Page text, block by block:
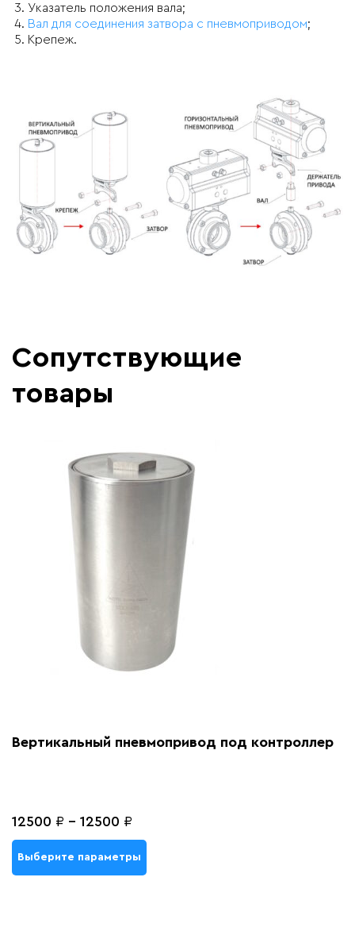
Указатель положения вала;
Вал для соединения затвора с пневмоприводом;
Крепеж.
Сопутствующие
товары
Вертикальный пневмопривод под контроллер
12500 ₽ - 12500 ₽
Выберите параметры